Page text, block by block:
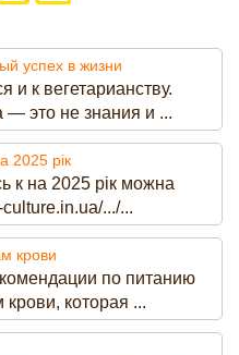
успех в жизни
и к вегетарианству.
это не знания и ...
2025 рік
к на 2025 рік можна
.../...
крови
по питанию
которая ...